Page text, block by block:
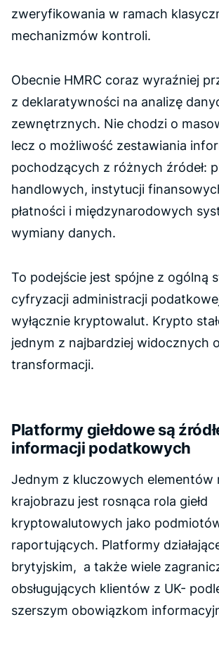
zweryfikowania w ramach
mechanizmów kontroli.
Obecnie HMRC coraz wyraźniej
z deklaratywności na analizę
zewnętrznych. Nie chodzi o
lecz o możliwość zestawiania
pochodzących z różnych źródeł:
handlowych, instytucji
płatności i międzynarodowych
wymiany danych.
To podejście jest spójne z ogólną
cyfryzacji administracji
wyłącznie kryptowalut. Krypto
jednym z najbardziej widocznych
transformacji.
Platformy giełdowe są
informacji podatkowych
Jednym z kluczowych elementów
krajobrazu jest rosnąca rola giełd
kryptowalutowych jako
raportujących. Platformy
brytyjskim, a także wiele
obsługujących klientów z UK-
szerszym obowiązkom